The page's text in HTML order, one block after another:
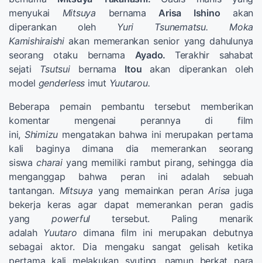
menyukai Mitsuya bernama Arisa Ishino akan
diperankan oleh Yuri Tsunematsu. Moka
Kamishiraishiakan memerankan senior yang dahulunya
seorang otaku bernama Ayado. Terakhir sahabat
sejati Tsutsui bernama Itou akan diperankan oleh
model genderless imut Yuutarou.
Beberapa pemain pembantu tersebut memberikan
komentar mengenai perannya di film
ini, Shimizu mengatakan bahwa ini merupakan pertama
kali baginya dimana dia memerankan seorang
siswacharaiyang memiliki rambut pirang, sehingga dia
menganggap bahwa peran ini adalah sebuah
tantangan. Mitsuya yang memainkan peranArisa juga
bekerja keras agar dapat memerankan peran gadis
yangpowerfultersebut. Paling menarik
adalah Yuutarodimana film ini merupakan debutnya
sebagai aktor. Dia mengaku sangat gelisah ketika
pertama kali melakukan syuting, namun berkat para